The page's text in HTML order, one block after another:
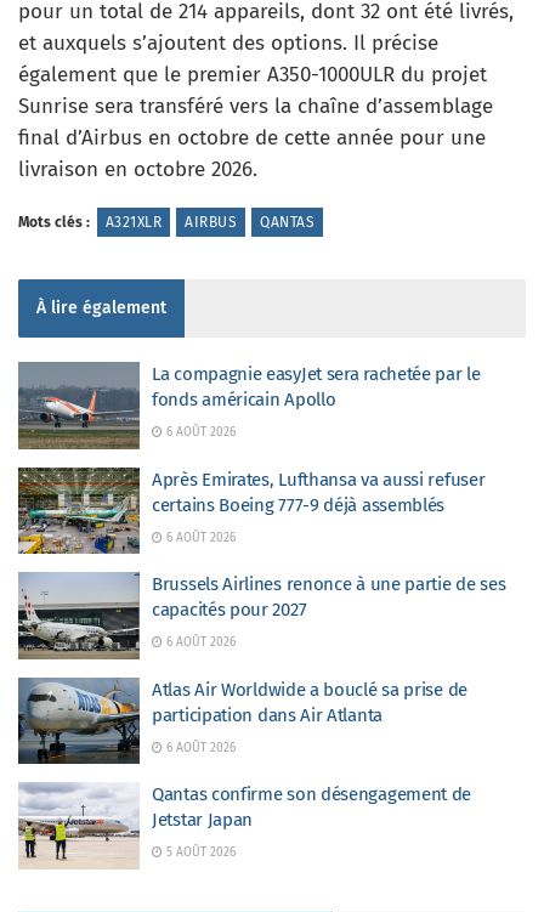
pour un total de 214 appareils, dont 32 ont été livrés,
et auxquels s’ajoutent des options. Il précise
également que le premier A350-1000ULR du projet
Sunrise sera transféré vers la chaîne d’assemblage
final d’Airbus en octobre de cette année pour une
livraison en octobre 2026.
Mots clés : A321XLR AIRBUS QANTAS
À lire également
La compagnie easyJet sera rachetée par le
fonds américain Apollo
6 AOÛT 2026
Après Emirates, Lufthansa va aussi refuser
certains Boeing 777-9 déjà assemblés
6 AOÛT 2026
Brussels Airlines renonce à une partie de ses
capacités pour 2027
6 AOÛT 2026
Atlas Air Worldwide a bouclé sa prise de
participation dans Air Atlanta
6 AOÛT 2026
Qantas confirme son désengagement de
Jetstar Japan
5 AOÛT 2026